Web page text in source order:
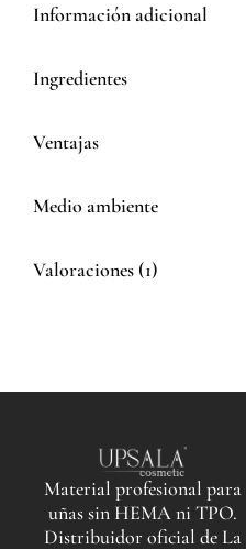
Información adicional
Ingredientes
Ventajas
Medio ambiente
Valoraciones (1)
Material profesional para
uñas sin HEMA ni TPO.
Distribuidor oficial de La